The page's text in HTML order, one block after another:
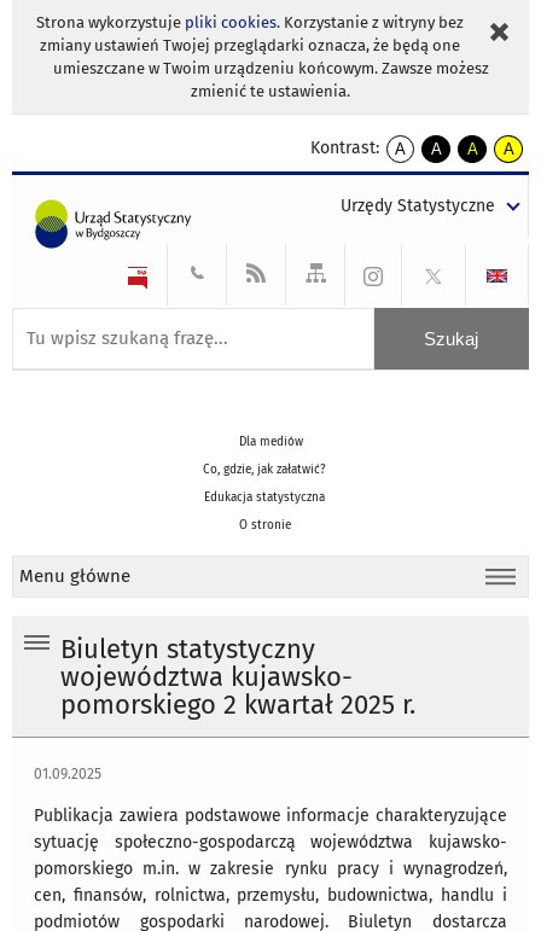
Strona wykorzystuje pliki cookies. Korzystanie z witryny bez
zmiany ustawień Twojej przeglądarki oznacza, że będą one
umieszczane w Twoim urządzeniu końcowym. Zawsze możesz
zmienić te ustawienia.
Kontrast:
A
kontrast
A
kontrast
tekst
czarnym
A
kontrast
tekst
czarnym
A
tekst
żółtym
Urzędy Statystyczne
Dla mediów
Co, gdzie, jak załatwić?
Edukacja statystyczna
O stronie
Menu główne
Biuletyn statystyczny
województwa kujawsko-
pomorskiego 2 kwartał 2025 r.
01.09.2025
Publikacja zawiera podstawowe informacje charakteryzujące
sytuację społeczno-gospodarczą województwa kujawsko-
pomorskiego m.in. w zakresie rynku pracy i wynagrodzeń,
cen, finansów, rolnictwa, przemysłu, budownictwa, handlu i
podmiotów gospodarki narodowej. Biuletyn dostarcza